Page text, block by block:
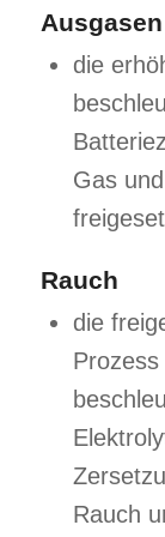
Ausgasen
die
Gas
Rauch
die
Rauch